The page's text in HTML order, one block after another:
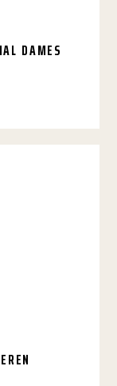
DAMES